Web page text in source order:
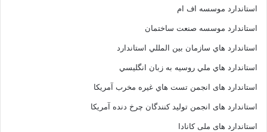
استاندارد موسسه اف ام
استاندارد موسسه صنعت ساختمان
استاندارد هاي سازمان بين المللي استاندارد
استاندارد هاي ملي روسيه به زبان انگليسي
استاندارد های انجمن تست هاي غيره مخرب آمريکا
استاندارد های انجمن توليد کنندگان چرخ دنده آمريکا
استاندارد های ملی کانادا